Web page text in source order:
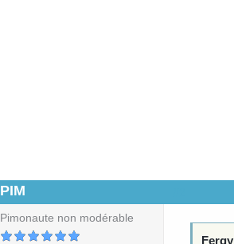
PIM
Pimonaute non modérable